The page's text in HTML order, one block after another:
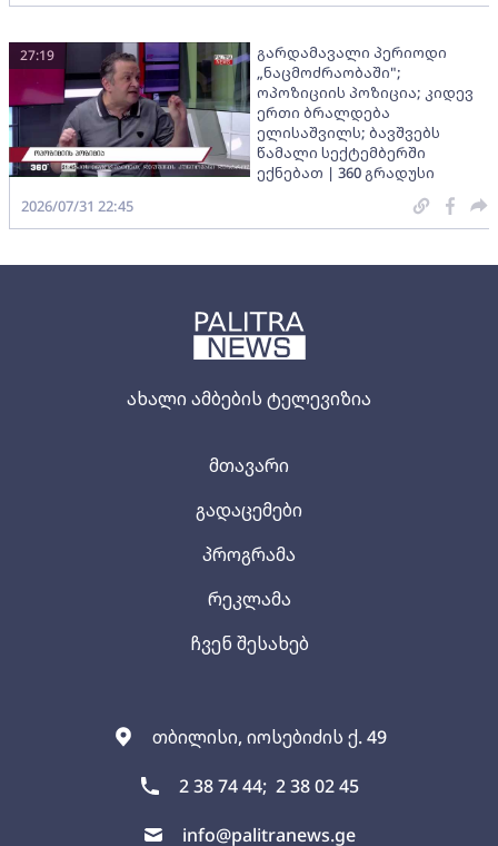
ახალი ამბების ტელევიზია
თბილისი, იოსებიძის ქ. 49
2 38 74 44; 2 38 02 45
info@palitranews.ge
მთავარი
გადაცემები
პროგრამა
რეკლამა
ჩვენ შესახებ
გარდამავალი პერიოდი
„ნაცმოძრაობაში";
ოპოზიციის პოზიცია; კიდევ
ერთი ბრალდება
ელისაშვილს; ბავშვებს
წამალი სექტემბერში
ექნებათ | 360 გრადუსი
27:19
2026/07/31 22:45